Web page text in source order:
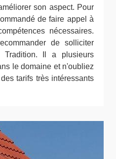
son aspect. Pour
de faire appel à
nécessaires.
de solliciter
Tradition. Il a plusieurs
le domaine et n'oubliez
tarifs très intéressants